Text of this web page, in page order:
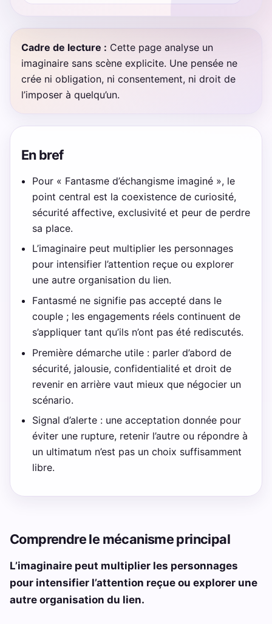
Cadre de lecture : Cette page analyse un
imaginaire sans scène explicite. Une pensée ne
crée ni obligation, ni consentement, ni droit de
l’imposer à quelqu’un.
En bref
Pour « Fantasme d’échangisme imaginé », le
point central est la coexistence de curiosité,
sécurité affective, exclusivité et peur de perdre
sa place.
L’imaginaire peut multiplier les personnages
pour intensifier l’attention reçue ou explorer
une autre organisation du lien.
Fantasmé ne signifie pas accepté dans le
couple ; les engagements réels continuent de
s’appliquer tant qu’ils n’ont pas été rediscutés.
Première démarche utile : parler d’abord de
sécurité, jalousie, confidentialité et droit de
revenir en arrière vaut mieux que négocier un
scénario.
Signal d’alerte : une acceptation donnée pour
éviter une rupture, retenir l’autre ou répondre à
un ultimatum n’est pas un choix suffisamment
libre.
Comprendre le mécanisme principal
L’imaginaire peut multiplier les personnages
pour intensifier l’attention reçue ou explorer une
autre organisation du lien.